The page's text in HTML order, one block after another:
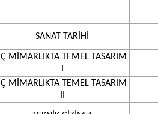
SANAT TARİHİ
İÇ MİMARLIKTA TEMEL TASARIM
İÇ MİMARLIKTA TEMEL TASARIM